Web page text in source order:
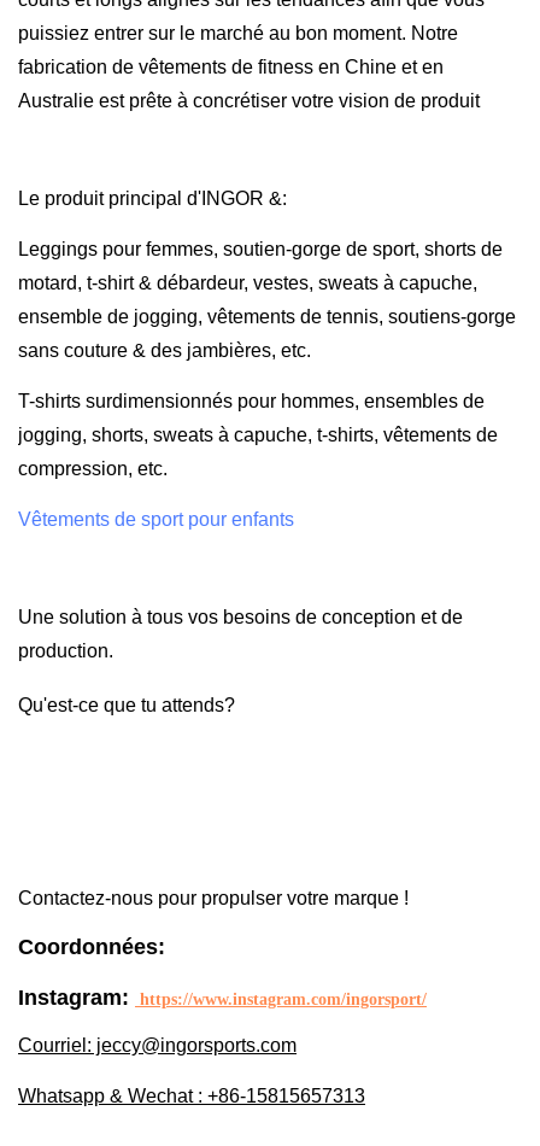
puissiez entrer sur le marché au bon moment. Notre
fabrication de vêtements de fitness en Chine et en
Australie est prête à concrétiser votre vision de produit
Le produit principal d'INGOR &:
Leggings pour femmes, soutien-gorge de sport, shorts de
motard, t-shirt & débardeur, vestes, sweats à capuche,
ensemble de jogging, vêtements de tennis, soutiens-gorge
sans couture & des jambières, etc.
T-shirts surdimensionnés pour hommes, ensembles de
jogging, shorts, sweats à capuche, t-shirts, vêtements de
compression, etc.
Vêtements de sport pour enfants
Une solution à tous vos besoins de conception et de
production.
Qu'est-ce que tu attends?
Contactez-nous pour propulser votre marque !
Coordonnées:
Instagram: https://www.instagram.com/ingorsport/
Courriel: jeccy@ingorsports.com
Whatsapp & Wechat : +86-15815657313